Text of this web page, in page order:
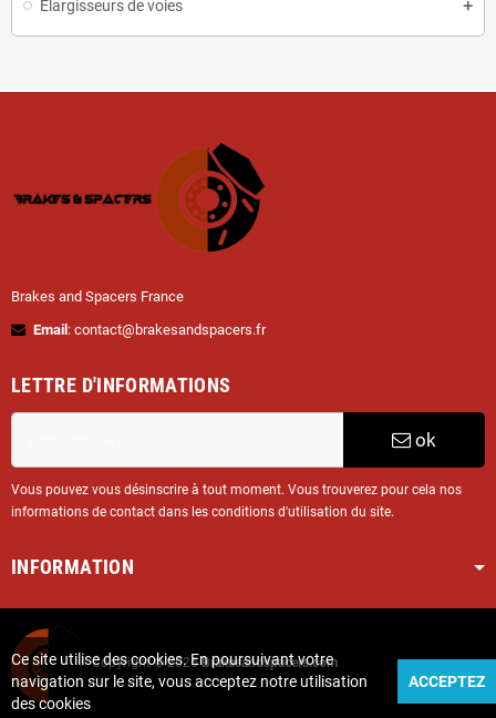
Elargisseurs de voies
Brakes and Spacers France
Email : contact@brakesandspacers.fr
LETTRE D'INFORMATIONS
ok
Vous pouvez vous désinscrire à tout moment. Vous trouverez pour cela nos
informations de contact dans les conditions d'utilisation du site.
INFORMATION
Copyright © 2025Brakesandspacers.com
Ce site utilise des cookies. En poursuivant votre
navigation sur le site, vous acceptez notre utilisation
des cookies
ACCEPTEZ